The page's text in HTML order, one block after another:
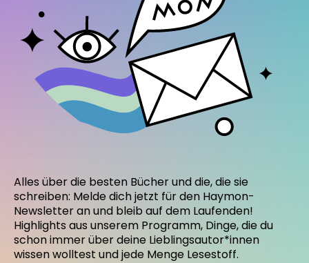
Alles über die besten Bücher und die, die sie
schreiben: Melde dich jetzt für den Haymon-
Newsletter an und bleib auf dem Laufenden!
Highlights aus unserem Programm, Dinge, die du
schon immer über deine Lieblingsautor*innen
wissen wolltest und jede Menge Lesestoff.